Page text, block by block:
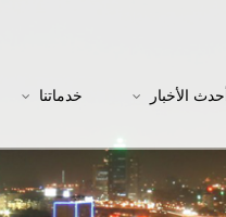
أحدث الأخبار خدماتنا